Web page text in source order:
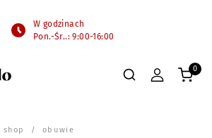
W godzinach
Pon.-Śr..: 9:00-16:00
0
shop / obuwie